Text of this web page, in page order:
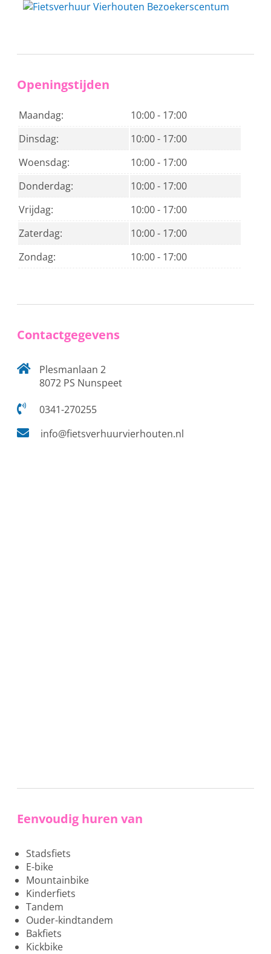
Openingstijden
Maandag:
10:00 - 17:00
Dinsdag:
10:00 - 17:00
Woensdag:
10:00 - 17:00
Donderdag:
10:00 - 17:00
Vrijdag:
10:00 - 17:00
Zaterdag:
10:00 - 17:00
Zondag:
10:00 - 17:00
Contactgegevens
Plesmanlaan 2
8072 PS Nunspeet
0341-270255
info@fietsverhuurvierhouten.nl
Eenvoudig huren van
Stadsfiets
E-bike
Mountainbike
Kinderfiets
Tandem
Ouder-kindtandem
Bakfiets
Kickbike